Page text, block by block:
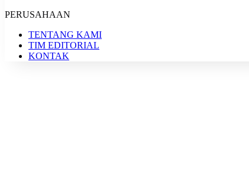
PERUSAHAAN
TENTANG KAMI
TIM EDITORIAL
KONTAK